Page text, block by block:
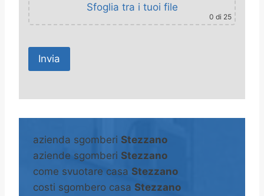
Sfoglia tra i tuoi file
0 di 25
A
e
n
a
azienda sgomberi Stezzano
aziende sgomberi Stezzano
come svuotare casa Stezzano
costi sgombero casa Stezzano